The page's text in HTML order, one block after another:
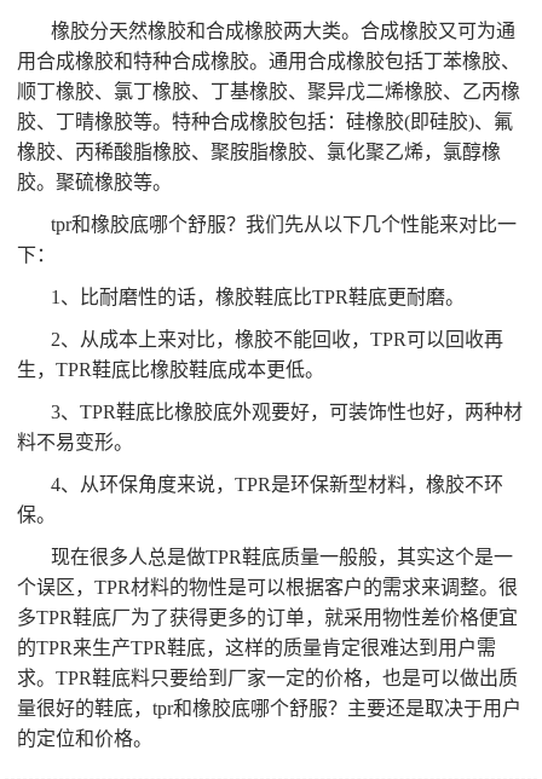
橡胶分天然橡胶和合成橡胶两大类。合成橡胶又可为通
用合成橡胶和特种合成橡胶。通用合成橡胶包括丁苯橡胶、
顺丁橡胶、氯丁橡胶、丁基橡胶、聚异戊二烯橡胶、乙丙橡
胶、丁晴橡胶等。特种合成橡胶包括：硅橡胶(即硅胶)、氟
橡胶、丙稀酸脂橡胶、聚胺脂橡胶、氯化聚乙烯，氯醇橡
胶。聚硫橡胶等。
tpr和橡胶底哪个舒服？我们先从以下几个性能来对比一
下：
1、比耐磨性的话，橡胶鞋底比TPR鞋底更耐磨。
2、从成本上来对比，橡胶不能回收，TPR可以回收再
生，TPR鞋底比橡胶鞋底成本更低。
3、TPR鞋底比橡胶底外观要好，可装饰性也好，两种材
料不易变形。
4、从环保角度来说，TPR是环保新型材料，橡胶不环
保。
现在很多人总是做TPR鞋底质量一般般，其实这个是一
个误区，TPR材料的物性是可以根据客户的需求来调整。很
多TPR鞋底厂为了获得更多的订单，就采用物性差价格便宜
的TPR来生产TPR鞋底，这样的质量肯定很难达到用户需
求。TPR鞋底料只要给到厂家一定的价格，也是可以做出质
量很好的鞋底，tpr和橡胶底哪个舒服？主要还是取决于用户
的定位和价格。